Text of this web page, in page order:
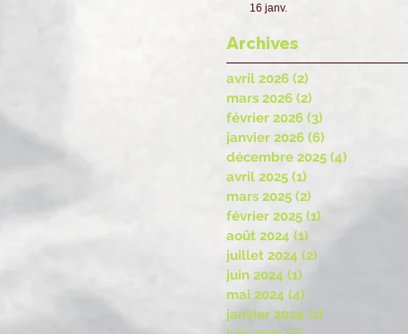
16 janv.
Archives
avril 2026 (2)
mars 2026 (2)
février 2026 (3)
janvier 2026 (6)
décembre 2025 (4)
avril 2025 (1)
mars 2025 (2)
février 2025 (1)
août 2024 (1)
juillet 2024 (2)
juin 2024 (1)
mai 2024 (4)
janvier 2024 (1)